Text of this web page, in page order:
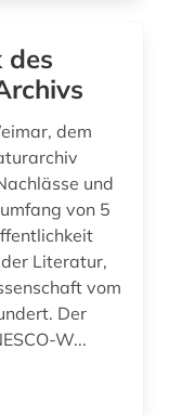
des
dem
und
von 5
Literatur,
vom
Der
W...